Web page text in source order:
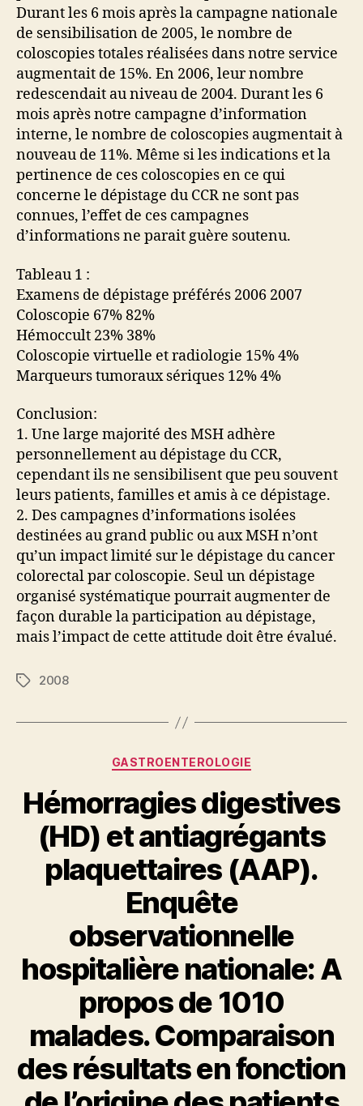
Durant les 6 mois après la campagne nationale
de sensibilisation de 2005, le nombre de
coloscopies totales réalisées dans notre service
augmentait de 15%. En 2006, leur nombre
redescendait au niveau de 2004. Durant les 6
mois après notre campagne d’information
interne, le nombre de coloscopies augmentait à
nouveau de 11%. Même si les indications et la
pertinence de ces coloscopies en ce qui
concerne le dépistage du CCR ne sont pas
connues, l’effet de ces campagnes
d’informations ne parait guère soutenu.
Tableau 1 :
Examens de dépistage préférés 2006 2007
Coloscopie 67% 82%
Hémoccult 23% 38%
Coloscopie virtuelle et radiologie 15% 4%
Marqueurs tumoraux sériques 12% 4%
Conclusion:
1. Une large majorité des MSH adhère
personnellement au dépistage du CCR,
cependant ils ne sensibilisent que peu souvent
leurs patients, familles et amis à ce dépistage.
2. Des campagnes d’informations isolées
destinées au grand public ou aux MSH n’ont
qu’un impact limité sur le dépistage du cancer
colorectal par coloscopie. Seul un dépistage
organisé systématique pourrait augmenter de
façon durable la participation au dépistage,
mais l’impact de cette attitude doit être évalué.
Étiquettes
2008
Catégories
GASTROENTEROLOGIE
Hémorragies digestives
(HD) et antiagrégants
plaquettaires (AAP).
Enquête
observationnelle
hospitalière nationale: A
propos de 1010
malades. Comparaison
des résultats en fonction